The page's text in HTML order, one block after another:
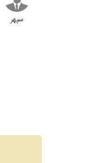
سپهر